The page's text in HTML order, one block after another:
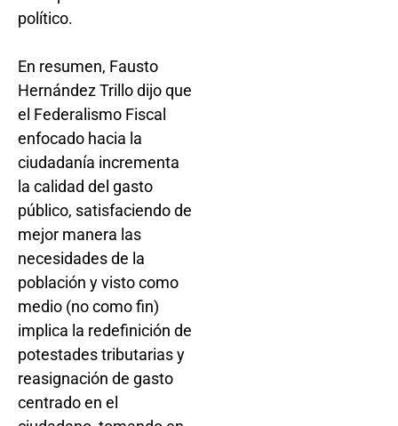
político.
En resumen, Fausto
Hernández Trillo dijo que
el Federalismo Fiscal
enfocado hacia la
ciudadanía incrementa
la calidad del gasto
público, satisfaciendo de
mejor manera las
necesidades de la
población y visto como
medio (no como fin)
implica la redefinición de
potestades tributarias y
reasignación de gasto
centrado en el